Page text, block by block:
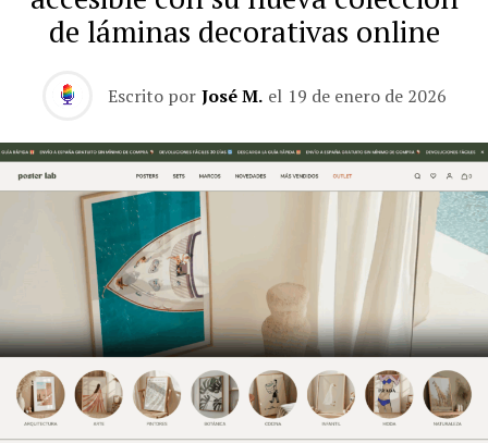
de láminas decorativas online
Escrito por José M. el 19 de enero de 2026